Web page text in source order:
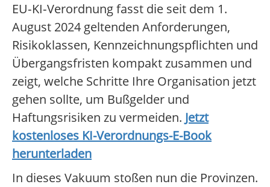
EU‑KI‑Verordnung fasst die seit dem 1.
August 2024 geltenden Anforderungen,
Risikoklassen, Kennzeichnungspflichten und
Übergangsfristen kompakt zusammen und
zeigt, welche Schritte Ihre Organisation jetzt
gehen sollte, um Bußgelder und
Haftungsrisiken zu vermeiden. Jetzt
kostenloses KI-Verordnungs-E-Book
herunterladen
In dieses Vakuum stoßen nun die Provinzen.